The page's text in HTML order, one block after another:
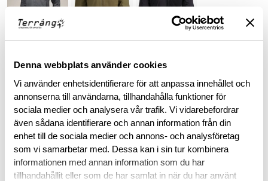
Denna webbplats använder cookies
Vi använder enhetsidentifierare för att anpassa innehållet och
annonserna till användarna, tillhandahålla funktioner för
sociala medier och analysera vår trafik. Vi vidarebefordrar
även sådana identifierare och annan information från din
enhet till de sociala medier och annons- och analysföretag
som vi samarbetar med. Dessa kan i sin tur kombinera
informationen med annan information som du har
tillhandahållit eller som de har samlat in när du har använt
ARC'TERYX LEAF PURCHASE INFORMATION
To purchase Arc'teryx LEAF products, you must provide valid
identification confirming your status as an authorized end-
user within law enforcement or military personnel. This
requirement ensures that these specialized products are
accessible to those in professional capacities where they are
intended to be utilized.